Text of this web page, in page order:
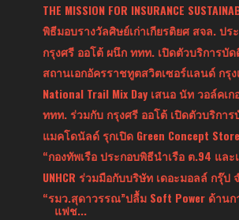
THE MISSION FOR INSURANCE
พิธีมอบรางวัลศิษย์เก่าเกียรติยศ สจล. ปร
กรุงศรี ออโต้ ผนึก ททท. เปิดตัวบริการบัด
สถานเอกอัครราชทูตสวิตเซอร์แลนด์ กรุง
National Trail Mix Day เสนอ นัท วอล์คเ
ททท. ร่วมกับ กรุงศรี ออโต้ เปิดตัวบริการ
แมคโดนัลด์ รุกเปิด Green Concept
“กองทัพเรือ ประกอบพิธีนำเรือ ต.94 และ
UNHCR ร่วมมือกับบริษัท เดอะมอลล์ กรุ๊ป
“รมว.สุดาวรรณ”ปลื้ม Soft Power ด้าน
แฟช...